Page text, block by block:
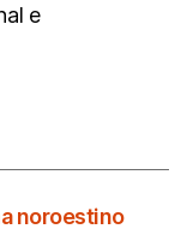
e
noroestino